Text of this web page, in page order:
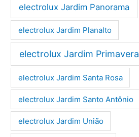
electrolux Jardim Panorama
electrolux Jardim Planalto
electrolux Jardim Primavera
electrolux Jardim Santa Rosa
electrolux Jardim Santo Antônio
electrolux Jardim União